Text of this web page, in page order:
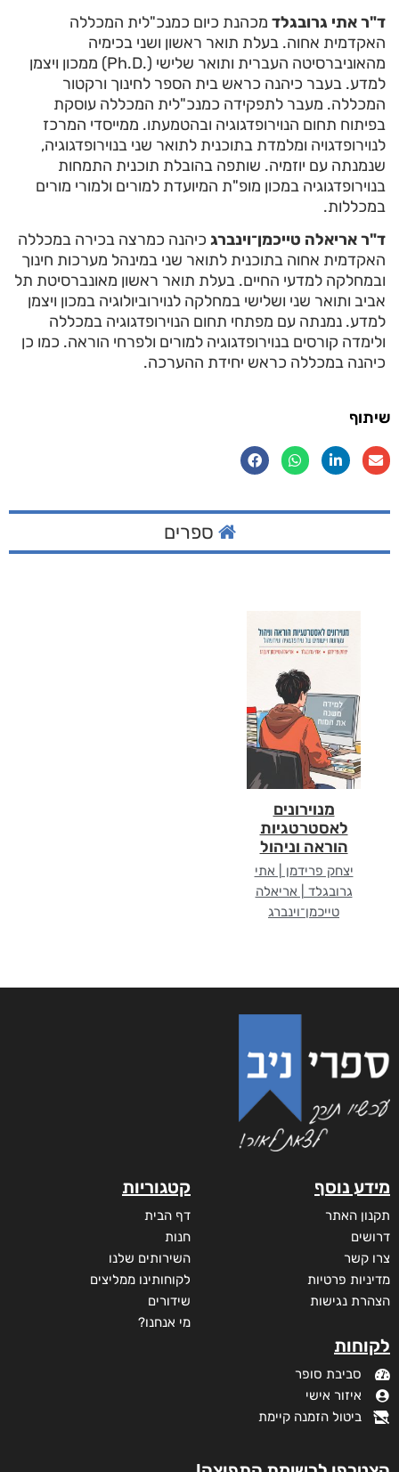
ד"ר אתי גרובגלד מכהנת כיום כמנכ"לית המכללה
האקדמית אחוה. בעלת תואר ראשון ושני בכימיה
מהאוניברסיטה העברית ותואר שלישי (.Ph.D) ממכון ויצמן
למדע. בעבר כיהנה כראש בית הספר לחינוך ורקטור
המכללה. מעבר לתפקידה כמנכ"לית המכללה עוסקת
בפיתוח תחום הנוירופדגוגיה ובהטמעתו. ממייסדי המרכז
לנוירופדגויה ומלמדת בתוכנית לתואר שני בנוירופדגוגיה,
שנמנתה עם יוזמיה. שותפה בהובלת תוכנית התמחות
בנוירופדגוגיה במכון מופ"ת המיועדת למורים ולמורי מורים
במכללות.
ד"ר אריאלה טייכמן־וינברג כיהנה כמרצה בכירה במכללה
האקדמית אחוה בתוכנית לתואר שני במינהל מערכות חינוך
ובמחלקה למדעי החיים. בעלת תואר ראשון מאונברסיטת תל
אביב ותואר שני ושלישי במחלקה לנוירוביולוגיה במכון ויצמן
למדע. נמנתה עם מפתחי תחום הנוירופדגוגיה במכללה
ולימדה קורסים בנוירופדגוגיה למורים ולפרחי הוראה. כמו כן
כיהנה במכללה כראש יחידת ההערכה.
שיתוף
ספרים
מנוירונים
לאסטרטגיות
הוראה וניהול
יצחק פרידמן | אתי
גרובגלד | אריאלה
טייכמן־וינברג
מידע נוסף
תקנון האתר
דרושים
צרו קשר
מדיניות פרטיות
הצהרת נגישות
לקוחות
סביבת סופר
איזור אישי
ביטול הזמנה קיימת
קטגוריות
דף הבית
חנות
השירותים שלנו
לקוחותינו ממליצים
שידורים
מי אנחנו?